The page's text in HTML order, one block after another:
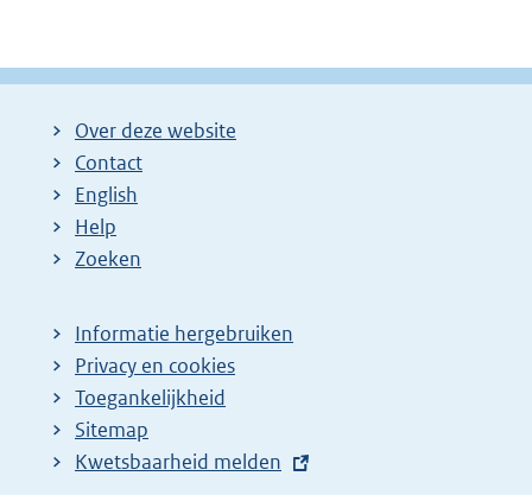
Over deze website
Contact
English
Help
Zoeken
Informatie hergebruiken
Privacy en cookies
Toegankelijkheid
Sitemap
E
Kwetsbaarheid melden